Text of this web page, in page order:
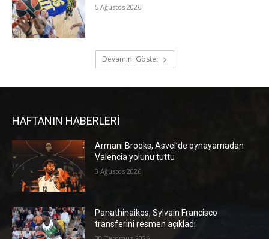
5 Ağustos 2026
Devamını Göster
HAFTANIN HABERLERİ
Armani Brooks, Asvel’de oynayamadan
Valencia yolunu tuttu
3 Ağustos 2026
Panathinaikos, Sylvain Francisco
transferini resmen açıkladı